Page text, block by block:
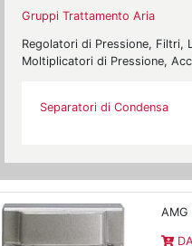
Gruppi Trattamento Aria
Regolatori di Pressione, Filtri,
Moltiplicatori di Pressione,
Separatori di Condensa
AMG